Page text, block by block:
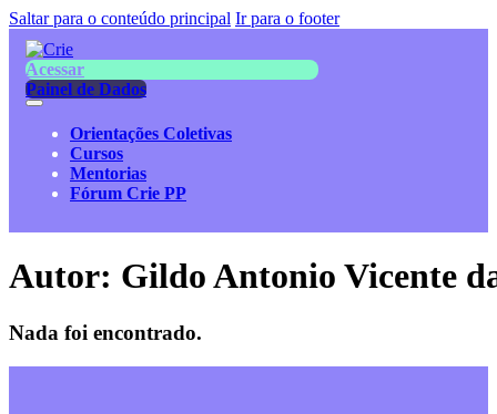
Saltar para o conteúdo principal Ir para o footer
Acessar
Painel de Dados
Orientações Coletivas
Cursos
Mentorias
Fórum Crie PP
Autor: Gildo Antonio Vicente
Nada foi encontrado.